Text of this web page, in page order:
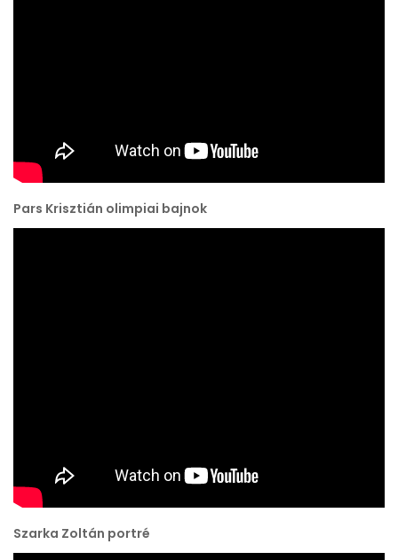
Pars Krisztián olimpiai bajnok
Szarka Zoltán portré